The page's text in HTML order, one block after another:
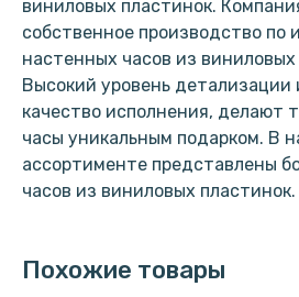
виниловых пластинок.
собственное производство по
настенных часов из виниловых
Высокий уровень детализации
качество исполнения, делают
часы уникальным подарком. В
ассортименте представлены
часов из виниловых пластинок.
Похожие товары